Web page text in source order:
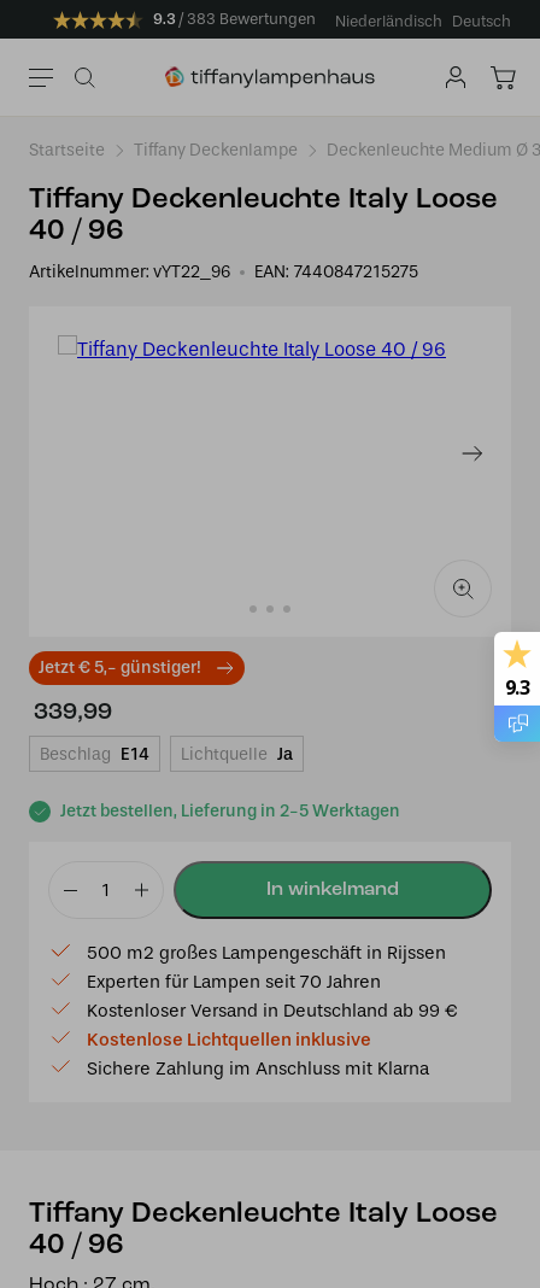
9.3 383 Bewertungen Niederländisch Deutsch
Startseite Tiffany Deckenlampe Deckenleuchte Medium Ø
Tiffany Deckenleuchte Italy Loose
40 / 96
Artikelnummer: vYT22_96 EAN: 7440847215275
Jetzt € 5,- günstiger!
Jetzt bestellen, Lieferung in 2-5 Werktagen
339,99
Beschlag E14 Lichtquelle Ja
Tiffany
Italy
Loose
40
/
96
500 m2 großes Lampengeschäft in Rijssen
Experten für Lampen seit 70 Jahren
Kostenloser Versand in Deutschland ab 99 €
Kostenlose Lichtquellen inklusive
Sichere Zahlung im Anschluss mit Klarna
Tiffany Deckenleuchte Italy Loose
40 / 96
9.3